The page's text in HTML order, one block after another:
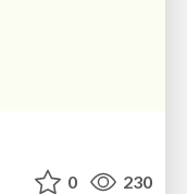
0 230